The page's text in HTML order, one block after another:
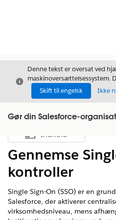
Luk
Denne tekst er oversat ved
maskinoversættelsessystem.
Skift til engelsk
Ikke
Gør din Salesforce-
Vis indholdsfortegnelse
Indhold
Gennemse
kontroller
Single Sign-On (SSO) er en
Salesforce, der aktiverer
virksomhedsniveau, mens